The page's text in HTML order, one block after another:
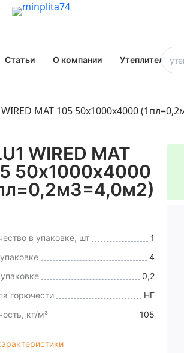
Статьи О компании Утеплители
MAT 105 50х1000х4000
WIRED MAT
50х1000х4000
в упаковке, шт
1
4
0,2
горючести
НГ
кг/м³
105